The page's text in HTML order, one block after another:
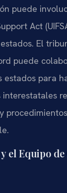
puede
Act
El
puede
estados para
interestatales
el Equipo